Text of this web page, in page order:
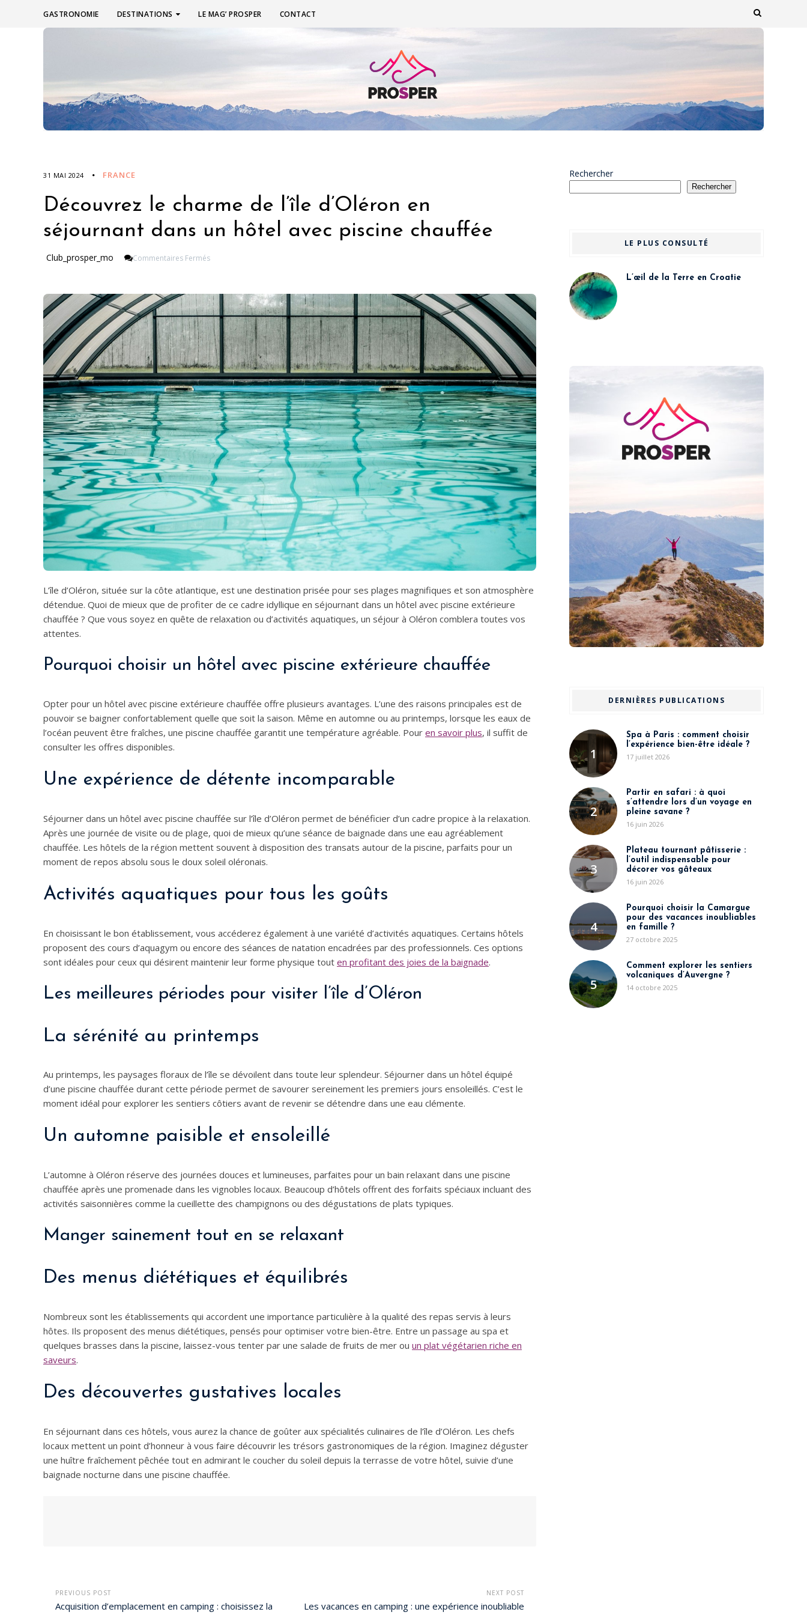
GASTRONOMIE DESTINATIONS LE MAG’ PROSPER CONTACT
31 MAI 2024 FRANCE
Découvrez le charme de l’île d’Oléron en
séjournant dans un hôtel avec piscine chauffée
Club_prosper_mo Commentaires FermésSur
De
L’île
D’Oléron
En
Séjournant
Dans
Un
Hôtel
Avec
Piscine
Chauffée
L’île d’Oléron, située sur la côte atlantique, est une destination prisée pour ses plages magnifiques et son atmosphère
détendue. Quoi de mieux que de profiter de ce cadre idyllique en séjournant dans un hôtel avec piscine extérieure
chauffée ? Que vous soyez en quête de relaxation ou d’activités aquatiques, un séjour à Oléron comblera toutes vos
attentes.
Pourquoi choisir un hôtel avec piscine extérieure chauffée
Opter pour un hôtel avec piscine extérieure chauffée offre plusieurs avantages. L’une des raisons principales est de
pouvoir se baigner confortablement quelle que soit la saison. Même en automne ou au printemps, lorsque les eaux de
l’océan peuvent être fraîches, une piscine chauffée garantit une température agréable. Pour en savoir plus, il suffit de
consulter les offres disponibles.
Une expérience de détente incomparable
Séjourner dans un hôtel avec piscine chauffée sur l’île d’Oléron permet de bénéficier d’un cadre propice à la relaxation.
Après une journée de visite ou de plage, quoi de mieux qu’une séance de baignade dans une eau agréablement
chauffée. Les hôtels de la région mettent souvent à disposition des transats autour de la piscine, parfaits pour un
moment de repos absolu sous le doux soleil oléronais.
Activités aquatiques pour tous les goûts
En choisissant le bon établissement, vous accéderez également à une variété d’activités aquatiques. Certains hôtels
proposent des cours d’aquagym ou encore des séances de natation encadrées par des professionnels. Ces options
sont idéales pour ceux qui désirent maintenir leur forme physique tout en profitant des joies de la baignade.
Les meilleures périodes pour visiter l’île d’Oléron
La sérénité au printemps
Au printemps, les paysages floraux de l’île se dévoilent dans toute leur splendeur. Séjourner dans un hôtel équipé
d’une piscine chauffée durant cette période permet de savourer sereinement les premiers jours ensoleillés. C’est le
moment idéal pour explorer les sentiers côtiers avant de revenir se détendre dans une eau clémente.
Un automne paisible et ensoleillé
L’automne à Oléron réserve des journées douces et lumineuses, parfaites pour un bain relaxant dans une piscine
chauffée après une promenade dans les vignobles locaux. Beaucoup d’hôtels offrent des forfaits spéciaux incluant des
activités saisonnières comme la cueillette des champignons ou des dégustations de plats typiques.
Manger sainement tout en se relaxant
Des menus diététiques et équilibrés
Nombreux sont les établissements qui accordent une importance particulière à la qualité des repas servis à leurs
hôtes. Ils proposent des menus diététiques, pensés pour optimiser votre bien-être. Entre un passage au spa et
quelques brasses dans la piscine, laissez-vous tenter par une salade de fruits de mer ou un plat végétarien riche en
saveurs.
Des découvertes gustatives locales
En séjournant dans ces hôtels, vous aurez la chance de goûter aux spécialités culinaires de l’île d’Oléron. Les chefs
locaux mettent un point d’honneur à vous faire découvrir les trésors gastronomiques de la région. Imaginez déguster
une huître fraîchement pêchée tout en admirant le coucher du soleil depuis la terrasse de votre hôtel, suivie d’une
baignade nocturne dans une piscine chauffée.
PREVIOUS POST
Acquisition d’emplacement en camping : choisissez la
NEXT POST
Les vacances en camping : une expérience inoubliable
Rechercher
Rechercher
LE PLUS CONSULTÉ
L’œil de la Terre en Croatie
DERNIÈRES PUBLICATIONS
1
Spa à Paris : comment choisir
l’expérience bien-être idéale ?
17 juillet 2026
2
Partir en safari : à quoi
s’attendre lors d’un voyage en
pleine savane ?
16 juin 2026
3
Plateau tournant pâtisserie :
l’outil indispensable pour
décorer vos gâteaux
16 juin 2026
4
Pourquoi choisir la Camargue
pour des vacances inoubliables
en famille ?
27 octobre 2025
5
Comment explorer les sentiers
volcaniques d’Auvergne ?
14 octobre 2025